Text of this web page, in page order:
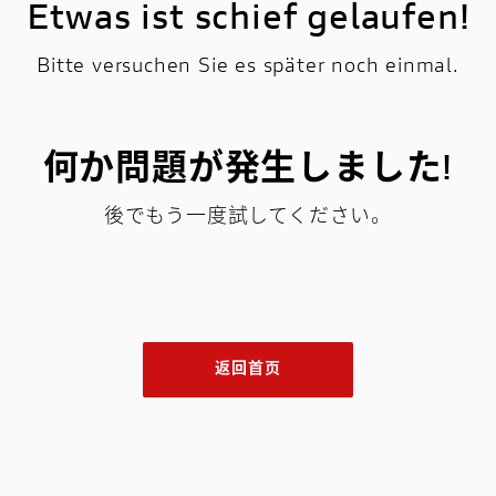
Etwas ist schief gelaufen!
Bitte versuchen Sie es später noch einmal.
何か問題が発生しました!
後でもう一度試してください。
返回首页